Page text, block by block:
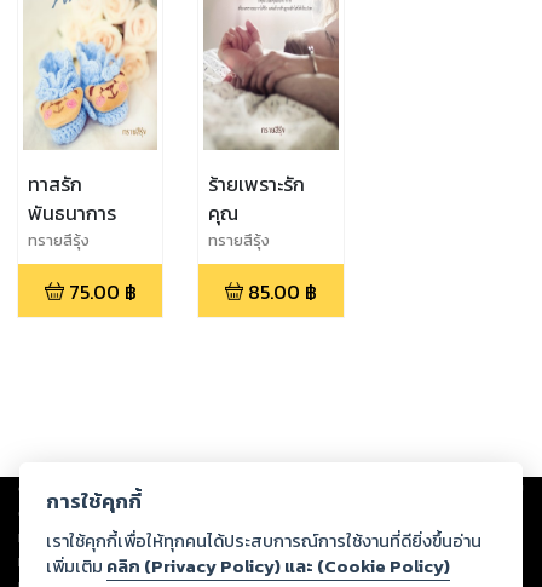
ทาสรัก
พันธนาการ
ทรายสึรุ้ง
75.00 ฿
ร้ายเพราะรัก
คุณ
ทรายสึรุ้ง
85.00 ฿
Copyright © 2026
ต่อผลงานหรือเนื้อหาใดที่อัปโหลดผ่านเว็บไซต์และปรากฏว่าละเมิดสิทธิใน
ทรัพย์สินทางปัญญาของบุคคลอื่นหรือขัดต่อกฎหมายและศีลธรรม ดังนั้น ผู้อ่าน
ทุกท่านโปรดใช้วิจารณญาณในการกลั่นกรองด้วยตนเอง และหากท่านพบว่าส่วน
การใช้คุกกี้
เราใช้คุกกี้เพื่อให้ทุกคนได้ประสบการณ์การใช้งานที่ดียิ่งขึ้นอ่าน
เพิ่มเติม คลิก (Privacy Policy) และ (Cookie Policy)